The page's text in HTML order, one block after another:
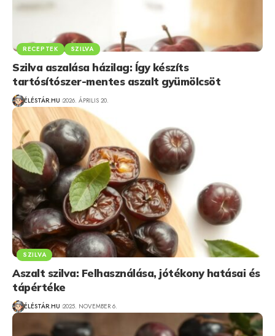
RECEPTEK SZILVA
Szilva aszalása házilag: Így készíts
tartósítószer-mentes aszalt gyümölcsöt
ÉLÉSTÁR.HU 2026. ÁPRILIS 20.
SZILVA
Aszalt szilva: Felhasználása, jótékony hatásai és
tápértéke
ÉLÉSTÁR.HU 2025. NOVEMBER 6.